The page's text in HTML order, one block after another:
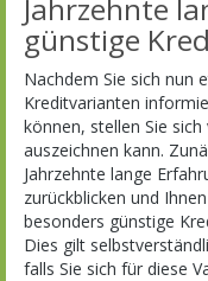
Jahrzehnte
günstige
Nachdem Sie sich nun
Kreditvarianten
können, stellen Sie
auszeichnen kann.
Jahrzehnte lange
zurückblicken und
besonders günstige
Dies gilt
falls Sie sich für diese